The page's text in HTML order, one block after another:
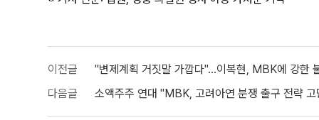
이전글
"변제계획 거짓말 가깝다"…이복현, MBK에 강한
다음글
소액주주 연대 "MBK, 고려아연 분쟁 출구 전략 고